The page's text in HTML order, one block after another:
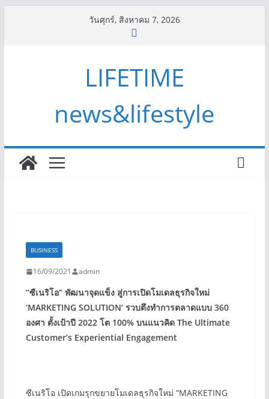
วันศุกร์, สิงหาคม 7, 2026
LIFETIME
news&lifestyle
BUSINESS
16/09/2021 admin
“ซีเนริโอ” พัฒนาจุดแข็ง สู่การเปิดโมเดลธุรกิจใหม่
‘MARKETING SOLUTION’ รวบตึงทำการตลาดแบบ 360
องศา ตั้งเป้าปี 2022โต 100%บนแนวคิด The Ultimate
Customer’s Experiential Engagement
ซีเนริโอ เปิดเกมรุกขยายโมเดลธุรกิจใหม่ “MARKETING